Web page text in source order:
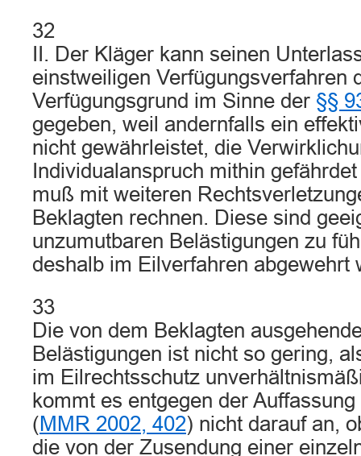
32
II. Der Kläger kann seinen
einstweiligen Verfügungsverfahren
Verfügungsgrund im Sinne der §§
gegeben, weil andernfalls ein
nicht gewährleistet, die
Individualanspruch mithin
muß mit weiteren
Beklagten rechnen. Diese sind
unzumutbaren Belästigungen zu
deshalb im Eilverfahren abgewehrt
33
Die von dem Beklagten
Belästigungen ist nicht so gering,
im Eilrechtsschutz
kommt es entgegen der
(MMR 2002, 402) nicht darauf an,
die von der Zusendung einer